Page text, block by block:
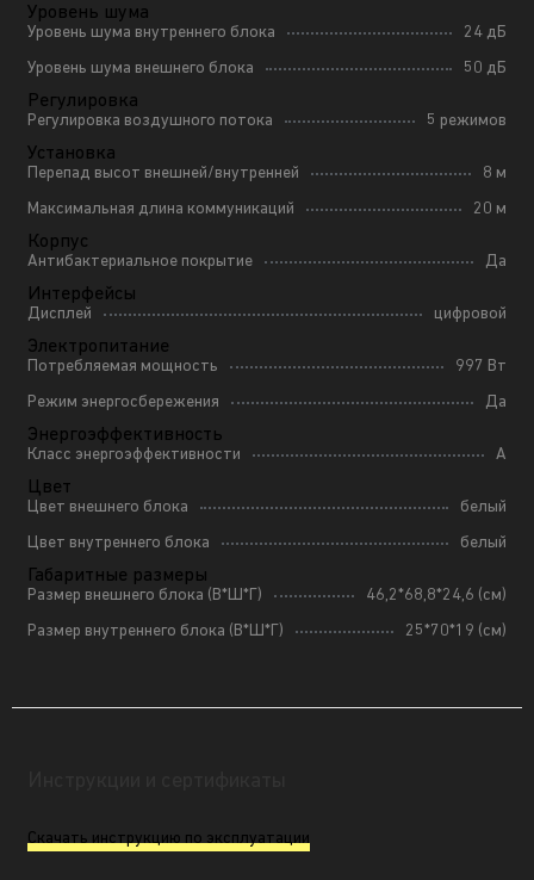
Уровень шума
Уровень шума внутреннего блока
24 дБ
Уровень шума внешнего блока
50 дБ
Регулировка
Регулировка воздушного потока 5 режимов
Установка
Перепад высот внешней/внутренней
8 м
Максимальная длина коммуникаций
20 м
Корпус
Антибактериальное покрытие Да
Интерфейсы
Дисплей цифровой
Электропитание
Потребляемая мощность
997 Вт
Режим энергосбережения
Да
Энергоэффективность
Класс энергоэффективности A
Цвет
Цвет внешнего блока
белый
Цвет внутреннего блока
белый
Габаритные размеры
Размер внешнего блока (В*Ш*Г)
46,2*68,8*24,6 (см)
Размер внутреннего блока (В*Ш*Г)
25*70*19 (см)
Скачать инструкцию по эксплуатации